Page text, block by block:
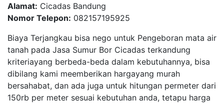
Alamat: Cicadas Bandung
Nomor Telepon: 082157195925
Biaya Terjangkau bisa nego untuk Pengeboran mata air
tanah pada Jasa Sumur Bor Cicadas terkandung
kriteriayang berbeda-beda dalam kebutuhannya, bisa
dibilang kami meemberikan hargayang murah
bersahabat, dan ada juga untuk hitungan permeter dari
150rb per meter sesuai kebutuhan anda, tetapu harga